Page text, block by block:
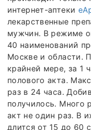
интернет-аптеки
лекарственные
мужчин. В режиме
40 наименований
Москве и области.
крайней мере, за 1
полового акта.
раз в 24 часа.
получилось. Много
акт не один раз. В
длится от 15 до 60